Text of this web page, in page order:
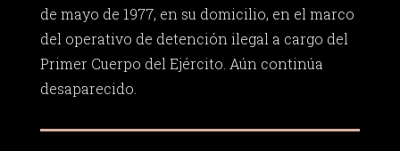
de mayo de 1977, en su domicilio, en el marco
del operativo de detención ilegal a cargo del
Primer Cuerpo del Ejército. Aún continúa
desaparecido.